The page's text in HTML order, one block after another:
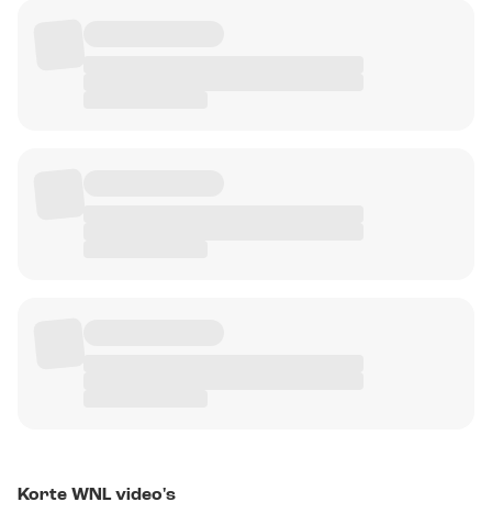
Korte WNL video's